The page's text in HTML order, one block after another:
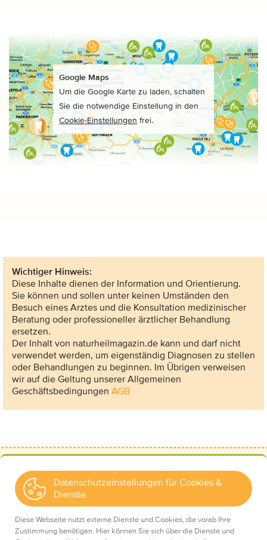
Google Maps
Um die Google Karte zu laden, schalten
Sie die notwendige Einstellung in den
Cookie-Einstellungen frei.
Wichtiger Hinweis:
Diese Inhalte dienen der Information und Orientierung.
Sie können und sollen unter keinen Umständen den
Besuch eines Arztes und die Konsultation medizinischer
Beratung oder professioneller ärztlicher Behandlung
ersetzen.
Der Inhalt von naturheilmagazin.de kann und darf nicht
verwendet werden, um eigenständig Diagnosen zu stellen
oder Behandlungen zu beginnen. Im Übrigen verweisen
wir auf die Geltung unserer Allgemeinen
Geschäftsbedingungen AGB
Mediadaten
Datenschutzeinstellungen für Cookies &
Dienste
Diese Webseite nutzt externe Dienste und Cookies, die vorab Ihre
Zustimmung benötigen. Hier können Sie sich über die Dienste und